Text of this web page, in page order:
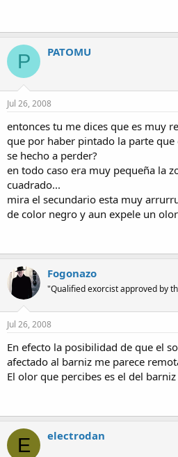
P PATOMU
Jul 26, 2008
entonces tu me dices que es muy
que por haber pintado la parte
se hecho a perder?
en todo caso era muy pequeña la
cuadrado...
mira el secundario esta muy
de color negro y aun expele un
Fogonazo
"Qualified exorcist approved by
Jul 26, 2008
En efecto la posibilidad de que el
afectado al barniz me parece
El olor que percibes es el del
E electrodan